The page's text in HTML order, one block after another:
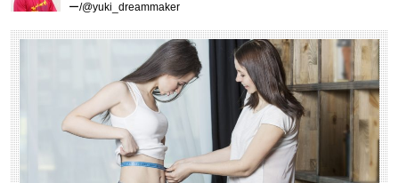
ー/@yuki_dreammaker